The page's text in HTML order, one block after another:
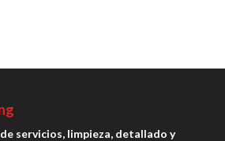
servicios, limpieza, detallado y